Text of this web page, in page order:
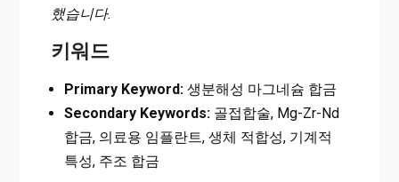
했습니다.
키워드
Primary Keyword:생분해성 마그네슘 합금
Secondary Keywords:골접합술, Mg-Zr-Nd
합금, 의료용 임플란트, 생체 적합성, 기계적
특성, 주조 합금